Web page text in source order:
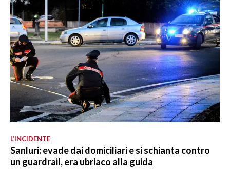
L’INCIDENTE
Sanluri: evade dai domiciliari e si schianta contro
un guardrail, era ubriaco alla guida